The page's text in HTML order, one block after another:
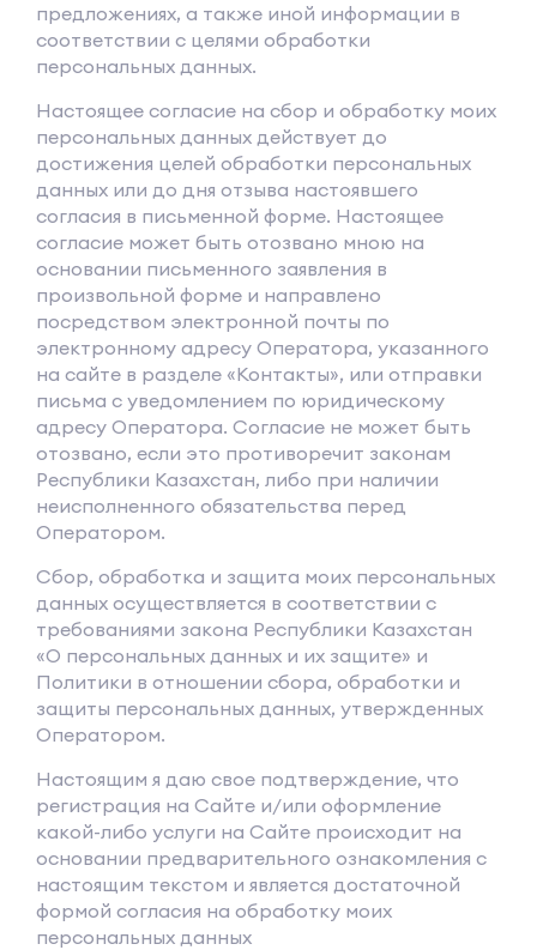
предложениях, а также иной информации в
соответствии с целями обработки
персональных данных.
Настоящее согласие на сбор и обработку моих
персональных данных действует до
достижения целей обработки персональных
данных или до дня отзыва настоявшего
согласия в письменной форме. Настоящее
согласие может быть отозвано мною на
основании письменного заявления в
произвольной форме и направлено
посредством электронной почты по
электронному адресу Оператора, указанного
на сайте в разделе «Контакты», или отправки
письма с уведомлением по юридическому
адресу Оператора. Согласие не может быть
отозвано, если это противоречит законам
Республики Казахстан, либо при наличии
неисполненного обязательства перед
Оператором.
Сбор, обработка и защита моих персональных
данных осуществляется в соответствии с
требованиями закона Республики Казахстан
«О персональных данных и их защите» и
Политики в отношении сбора, обработки и
защиты персональных данных, утвержденных
Оператором.
Настоящим я даю свое подтверждение, что
регистрация на Сайте и/или оформление
какой-либо услуги на Сайте происходит на
основании предварительного ознакомления с
настоящим текстом и является достаточной
формой согласия на обработку моих
персональных данных